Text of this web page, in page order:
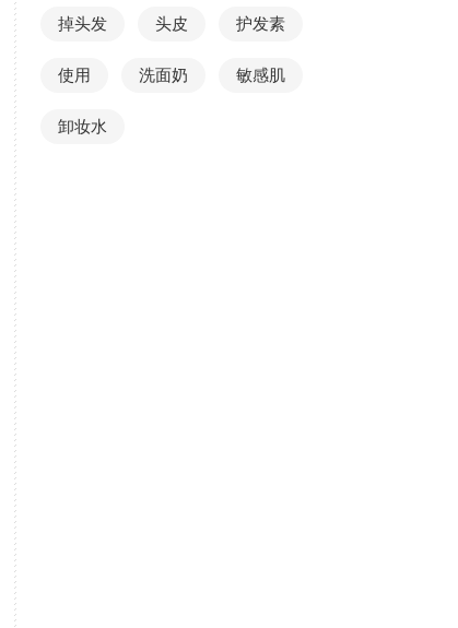
掉头发 头皮 护发素
使用 洗面奶 敏感肌
卸妆水